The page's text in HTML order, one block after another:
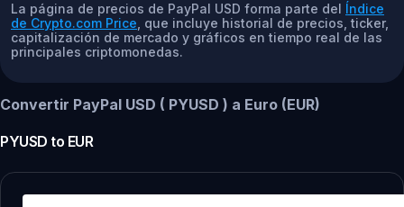
La página de precios de PayPal USD forma parte del Índice
de Crypto.com Price , que incluye historial de precios, ticker,
capitalización de mercado y gráficos en tiempo real de las
principales criptomonedas.
Convertir PayPal USD ( PYUSD ) a Euro (EUR)
PYUSD to EUR